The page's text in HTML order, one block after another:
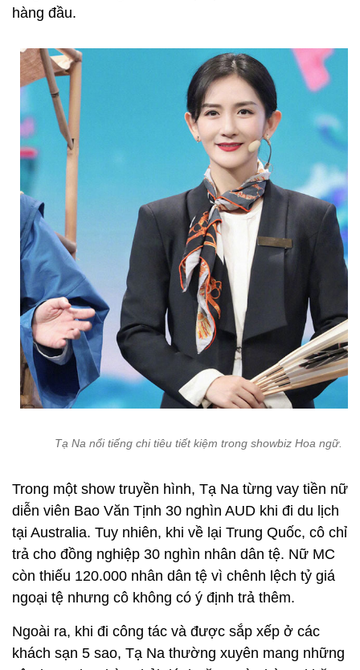
hàng đầu.
Tạ Na nổi tiếng chi tiêu tiết kiệm trong showbiz Hoa ngữ.
Trong một show truyền hình, Tạ Na từng vay tiền nữ
diễn viên Bao Văn Tịnh 30 nghìn AUD khi đi du lịch
tại Australia. Tuy nhiên, khi về lại Trung Quốc, cô chỉ
trả cho đồng nghiệp 30 nghìn nhân dân tệ. Nữ MC
còn thiếu 120.000 nhân dân tệ vì chênh lệch tỷ giá
ngoại tệ nhưng cô không có ý định trả thêm.
Ngoài ra, khi đi công tác và được sắp xếp ở các
khách sạn 5 sao, Tạ Na thường xuyên mang những